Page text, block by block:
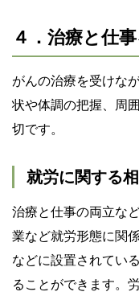
４．治療と仕
がんの治療を受けな
状や体調の把握、周
切です。
就労に関する
治療と仕事の両立な
業など就労形態に関
などに設置されてい
ることができます。